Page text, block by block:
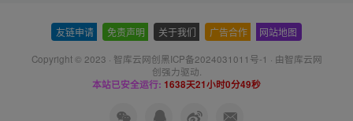
友链申请 免责声明 关于我们 广告合作 网站地图
Copyright © 2023 · 智库云网创黑ICP备2024031011号-1 · 由智库云网
创强力驱动.
本站已安全运行: 1638天21小时0分50秒